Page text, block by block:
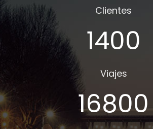
Clientes
1400
Viajes
16800